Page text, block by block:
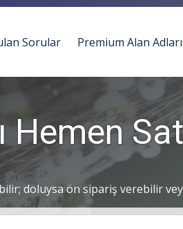
Sorular Premium Alan Adları
Hemen
doluysa ön sipariş verebilir